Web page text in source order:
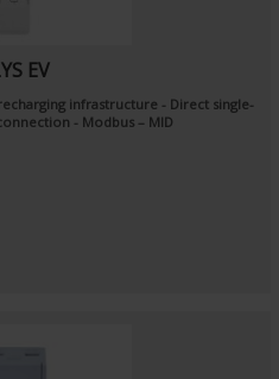
EV
infrastructure - Direct single-
- Modbus – MID